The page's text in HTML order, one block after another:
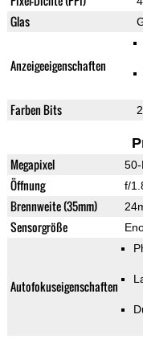
Glas
Anzeigeeigenschaften
Farben Bits
Megapixel
Öffnung f/
Brennweite (35mm)
Sensorgröße
Autofokuseigenschaften